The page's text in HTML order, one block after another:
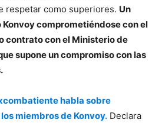
respetar como superiores. Un
comprometiéndose con el
contrato con el Ministerio de
supone un compromiso con las
habla sobre
miembros de Konvoy. Declara